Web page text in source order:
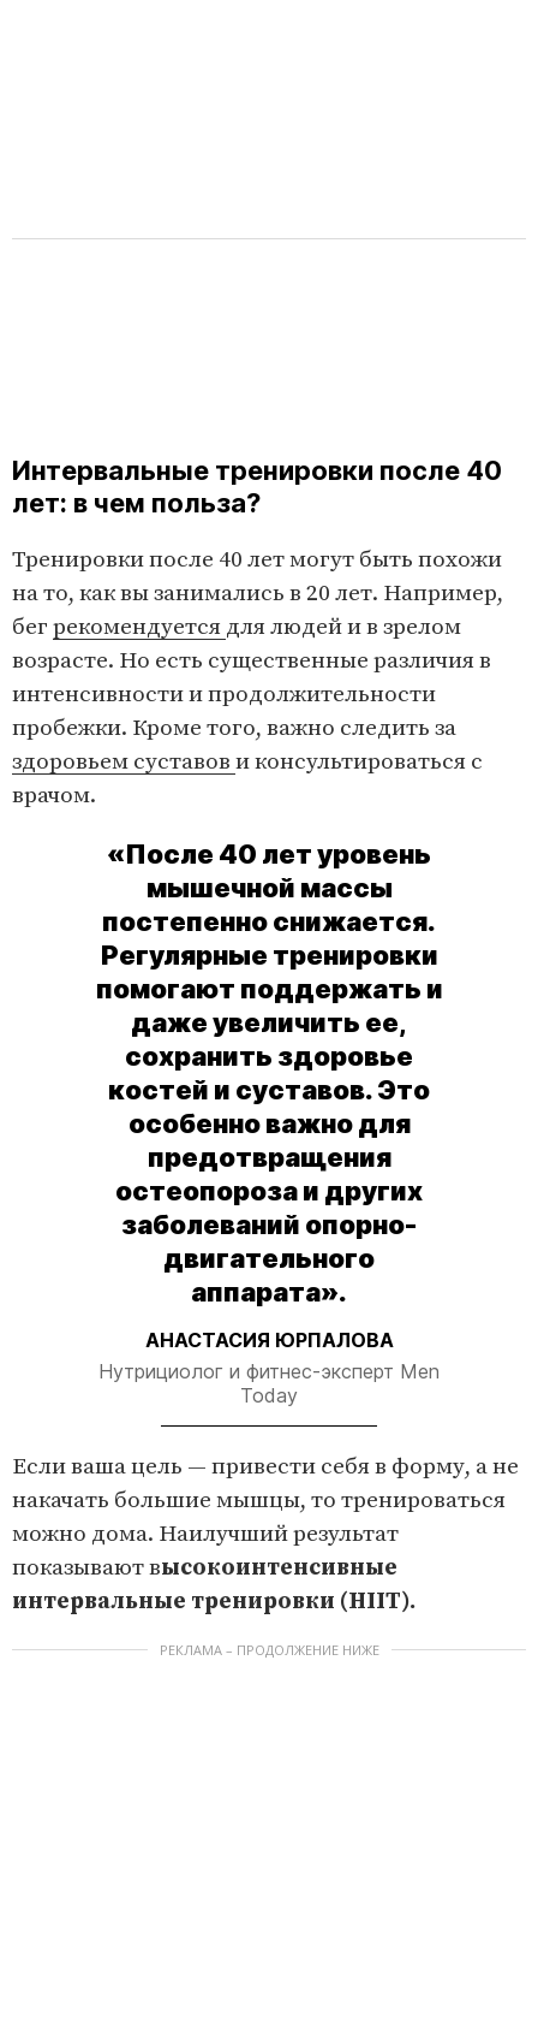
Интервальные тренировки после 40
лет: в чем польза?
Тренировки после 40 лет могут быть похожи
на то, как вы занимались в 20 лет. Например,
бег рекомендуется для людей и в зрелом
возрасте. Но есть существенные различия в
интенсивности и продолжительности
пробежки. Кроме того, важно следить за
здоровьем суставов и консультироваться с
врачом.
«После 40 лет уровень
мышечной массы
постепенно снижается.
Регулярные тренировки
помогают поддержать и
даже увеличить ее,
сохранить здоровье
костей и суставов. Это
особенно важно для
предотвращения
остеопороза и других
заболеваний опорно-
двигательного
аппарата».
АНАСТАСИЯ ЮРПАЛОВА
Нутрициолог и фитнес-эксперт Men
Today
Если ваша цель — привести себя в форму, а не
накачать большие мышцы, то тренироваться
можно дома. Наилучший результат
показывают высокоинтенсивные
интервальные тренировки (HIIT).
РЕКЛАМА – ПРОДОЛЖЕНИЕ НИЖЕ